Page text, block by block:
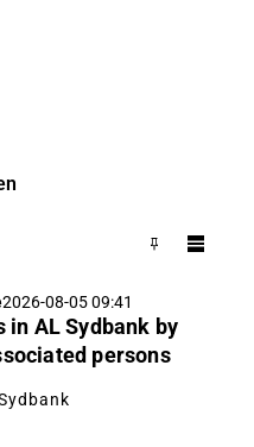
2026-08-05 09:41
AL Sydbank by
persons